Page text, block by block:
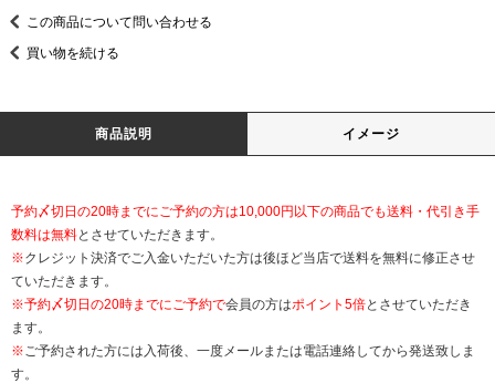
この商品について問い合わせる
買い物を続ける
商品説明 イメージ
予約〆切日の20時までにご予約の方は10,000円以下の商品でも送料・代引き手
数料は無料とさせていただきます。
※クレジット決済でご入金いただいた方は後ほど当店で送料を無料に修正させ
ていただきます。
※予約〆切日の20時までにご予約で会員の方はポイント5倍とさせていただき
ます。
※ご予約された方には入荷後、一度メールまたは電話連絡してから発送致しま
す。